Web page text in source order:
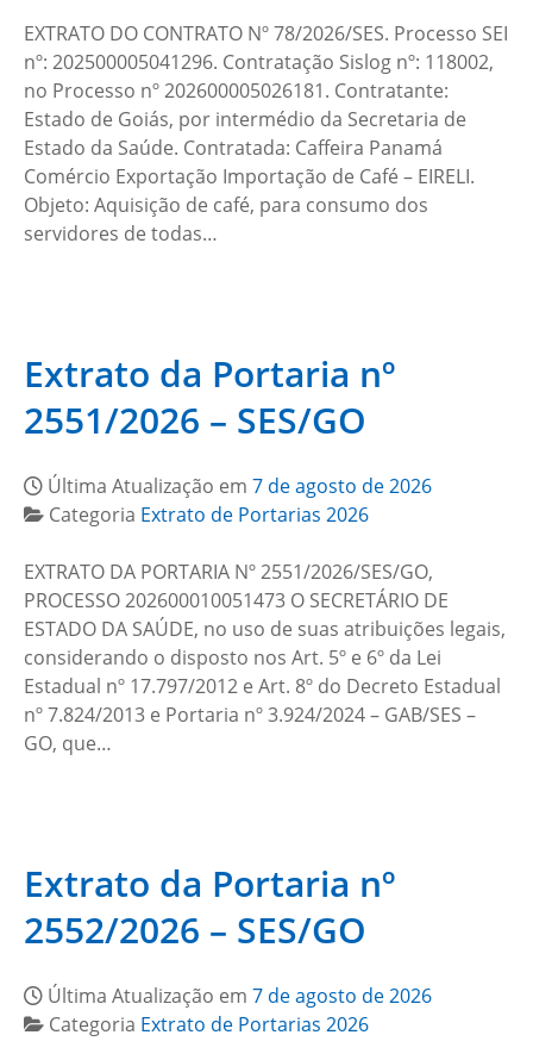
EXTRATO DO CONTRATO Nº 78/2026/SES. Processo SEI
nº: 202500005041296. Contratação Sislog nº: 118002,
no Processo nº 202600005026181. Contratante:
Estado de Goiás, por intermédio da Secretaria de
Estado da Saúde. Contratada: Caffeira Panamá
Comércio Exportação Importação de Café – EIRELI.
Objeto: Aquisição de café, para consumo dos
servidores de todas…
Extrato da Portaria nº
2551/2026 – SES/GO
Última Atualização em 7 de agosto de 2026
Categoria Extrato de Portarias 2026
EXTRATO DA PORTARIA Nº 2551­/2026/SES/GO,
PROCESSO 202600010051473 O SECRETÁRIO DE
ESTADO DA SAÚDE, no uso de suas atribuições legais,
considerando o disposto nos Art. 5º e 6º da Lei
Estadual nº 17.797/2012 e Art. 8º do Decreto Estadual
nº 7.824/2013 e Portaria nº 3.924/2024 – GAB/SES –
GO, que…
Extrato da Portaria nº
2552/2026 – SES/GO
Última Atualização em 7 de agosto de 2026
Categoria Extrato de Portarias 2026